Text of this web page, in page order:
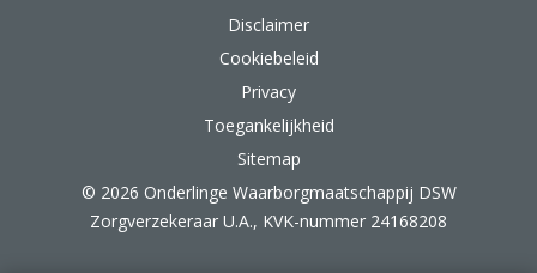
Disclaimer
Cookiebeleid
Privacy
Toegankelijkheid
Sitemap
© 2026 Onderlinge Waarborgmaatschappij DSW
Zorgverzekeraar U.A., KVK-nummer 24168208